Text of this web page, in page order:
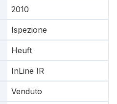
2010
Ispezione
Heuft
InLine IR
Venduto